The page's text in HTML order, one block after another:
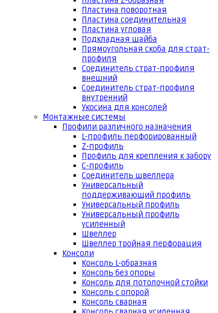
Пластина поворотная
Пластина соединительная
Пластина угловая
Подкладная шайба
Прямоугольная скоба для страт-
профиля
Соединитель страт-профиля
внешний
Соединитель страт-профиля
внутренний
Укосина для консолей
Монтажные системы
Профили различного назначения
L-профиль перфорированный
Z-профиль
Профиль для крепления к забору
С-профиль
Соединитель швеллера
Универсальный
поддерживающий профиль
Универсальный профиль
Универсальный профиль
усиленный
Швеллер
Швеллер тройная перфорация
Консоли
Консоль L-образная
Консоль без опоры
Консоль для потолочной стойки
Консоль с опорой
Консоль сварная